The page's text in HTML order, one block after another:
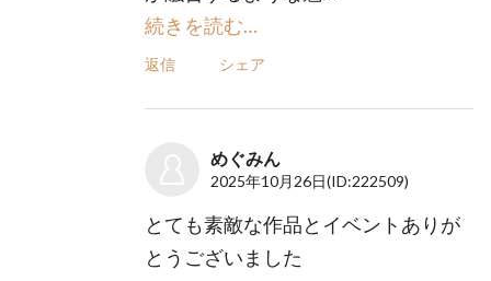
続きを読む…
返信 シェア
めぐみん
2025年10月26日(ID:222509)
とても素敵な作品とイベントありが
とうございました